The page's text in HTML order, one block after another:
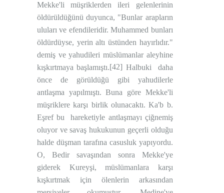
Mekke'li müşriklerden ileri gelenlerinin
öldürüldüğünü duyunca, "Bunlar arapların
uluları ve efendileridir. Muhammed bunları
öldürdüyse, yerin altı üstünden hayırlıdır."
demiş ve yahudileri müslümanlar aleyhine
kışkırtmaya başlamıştı.[42] Halbuki
daha
önce de görüldüğü gibi yahudilerle
antlaşma yapılmıştı. Buna göre Mekke'li
müşriklere karşı birlik olunacaktı. Ka'b b.
Eşref bu
hareketiyle antlaşmayı çiğnemiş
oluyor ve savaş hukukunun geçerli olduğu
halde düşman tarafına casusluk yapıyordu.
O, Bedir savaşından sonra Mekke'ye
giderek Kureyşi, müslümanlara karşı
kışkırtmak için ölenlerin arkasından